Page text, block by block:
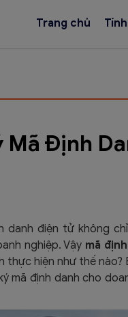
Trang chủ
Định
danh điện tử không
nghiệp. Vậy mã
hiện như thế nào?
mã định danh cho